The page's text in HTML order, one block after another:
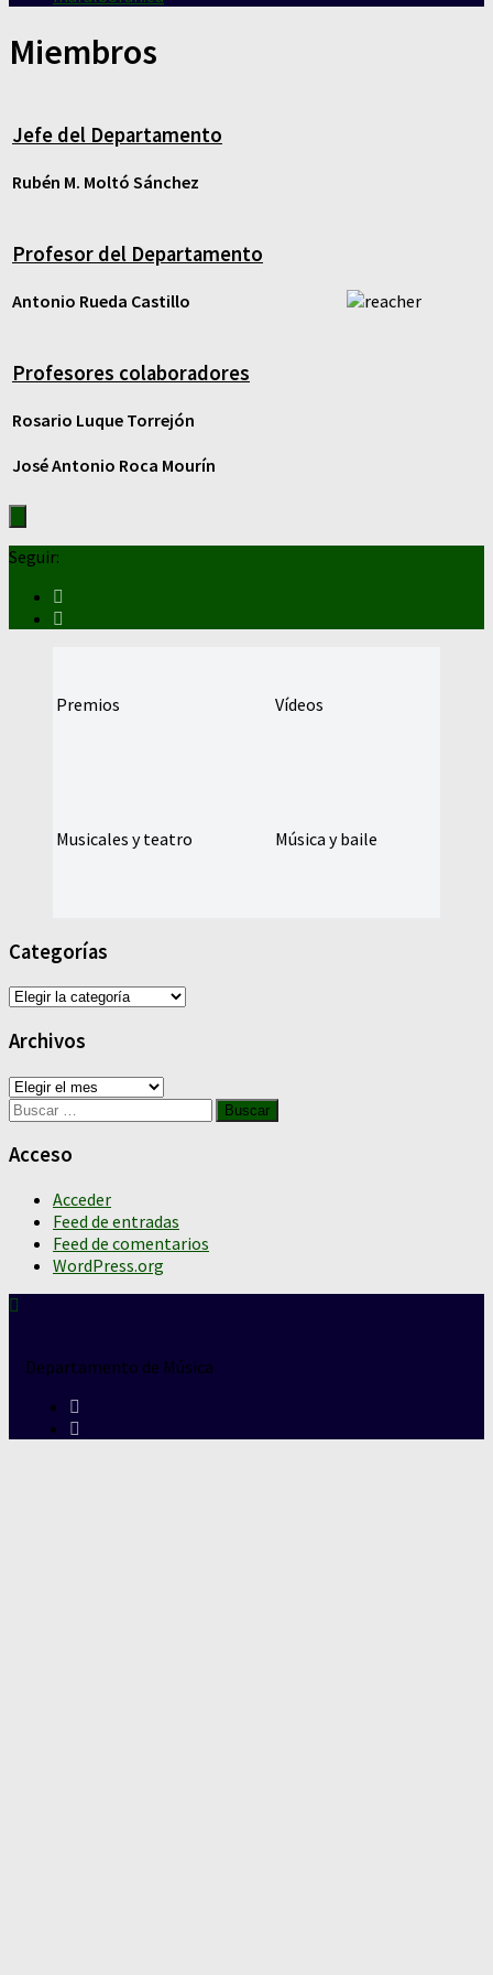
Miembros
Jefe del Departamento
Rubén M. Moltó Sánchez
Profesor del Departamento
Antonio Rueda Castillo
Profesores colaboradores
Rosario Luque Torrejón
José Antonio Roca Mourín
Seguir:
Premios Vídeos
Musicales y teatro Música y baile
Categorías
Categorías
Archivos
Archivos
Buscar:
Acceso
Acceder
Feed de entradas
Feed de comentarios
WordPress.org
Departamento de Música